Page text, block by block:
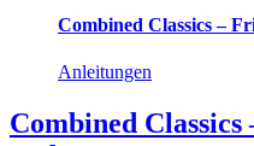
Combined Classics –
Anleitungen
Combined